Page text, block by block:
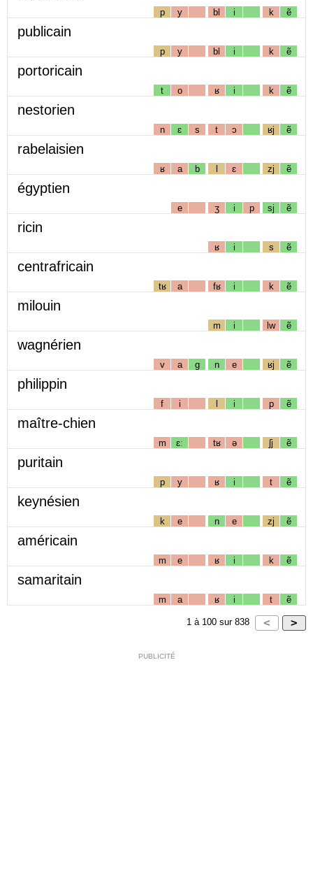
p y bl i k ẽ
publicain
p y bl i k ẽ
portoricain
t o ʁ i k ẽ
nestorien
n ɛ s t ɔ ʁj ẽ
rabelaisien
ʁ a b l ɛ zj ẽ
égyptien
e ʒ i p sj ẽ
ricin
ʁ i s ẽ
centrafricain
tʁ a fʁ i k ẽ
milouin
m i lw ẽ
wagnérien
v a g n e ʁj ẽ
philippin
f i l i p ẽ
maître-chien
m ɛː tʁ ə ʃj ẽ
puritain
p y ʁ i t ẽ
keynésien
k e n e zj ẽ
américain
m e ʁ i k ẽ
samaritain
m a ʁ i t ẽ
1 à 100 sur 838
PUBLICITÉ